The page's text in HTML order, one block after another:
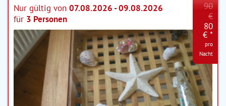
Nur gültig von 07.08.2026 - 09.08.2026
für 3 Personen
90
€
80
€ *
pro
Nacht